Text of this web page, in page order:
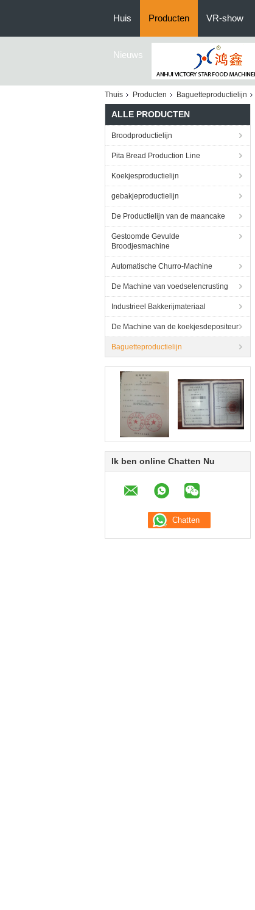
Huis Producten VR-show
Nieuws
Thuis Producten Baguetteproductielijn
ALLE PRODUCTEN
Broodproductielijn
Pita Bread Production Line
Koekjesproductielijn
gebakjeproductielijn
De Productielijn van de maancake
Gestoomde Gevulde
Broodjesmachine
Automatische Churro-Machine
De Machine van voedselencrusting
Industrieel Bakkerijmateriaal
De Machine van de koekjesdepositeur
Baguetteproductielijn
Ik ben online Chatten Nu